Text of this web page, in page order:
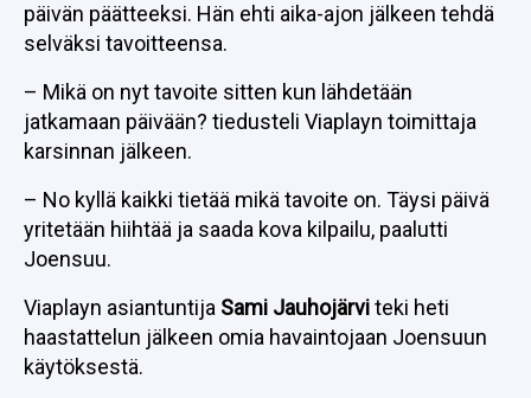
päivän päätteeksi. Hän ehti aika-ajon jälkeen tehdä
selväksi tavoitteensa.
– Mikä on nyt tavoite sitten kun lähdetään
jatkamaan päivään? tiedusteli Viaplayn toimittaja
karsinnan jälkeen.
– No kyllä kaikki tietää mikä tavoite on. Täysi päivä
yritetään hiihtää ja saada kova kilpailu, paalutti
Joensuu.
Viaplayn asiantuntija Sami Jauhojärviteki heti
haastattelun jälkeen omia havaintojaan Joensuun
käytöksestä.